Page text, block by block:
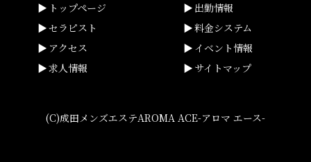
トップページ
出勤情報
セラピスト
料金システム
アクセス
イベント情報
求人情報
サイトマップ
(C)成田メンズエステAROMA ACE-アロマ エース-